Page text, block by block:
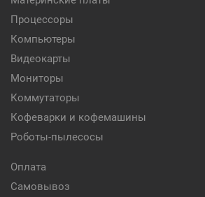
Процессоры
Компьютеры
Видеокарты
Мониторы
Коммутаторы
Кофеварки и кофемашины
Роботы-пылесосы
Оплата
Самовывоз